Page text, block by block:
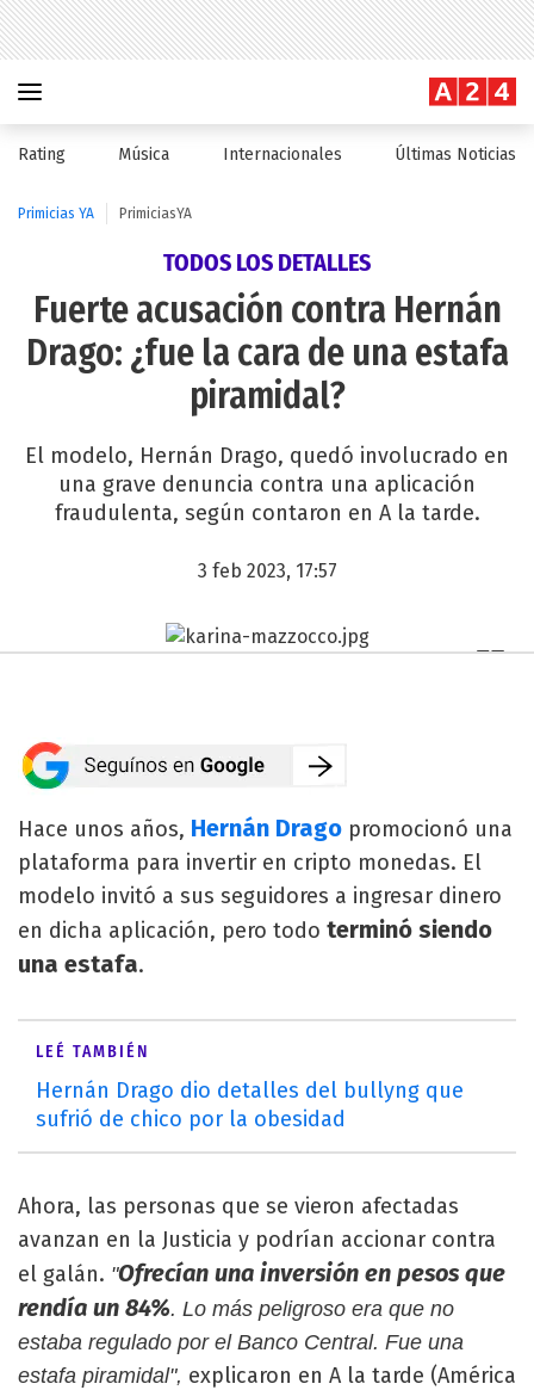
Rating Música Internacionales Últimas Noticias
Primicias YA PrimiciasYA
TODOS LOS DETALLES
Fuerte acusación contra Hernán
Drago: ¿fue la cara de una estafa
piramidal?
El modelo, Hernán Drago, quedó involucrado en
una grave denuncia contra una aplicación
fraudulenta, según contaron en A la tarde.
3 feb 2023, 17:57
Hace unos años, Hernán Drago promocionó una
plataforma para invertir en cripto monedas. El
modelo invitó a sus seguidores a ingresar dinero
en dicha aplicación, pero todo terminó siendo
una estafa.
LEÉ TAMBIÉN
Hernán Drago dio detalles del bullyng que
sufrió de chico por la obesidad
Ahora, las personas que se vieron afectadas
avanzan en la Justicia y podrían accionar contra
el galán. "Ofrecían una inversión en pesos que
rendía un 84%. Lo más peligroso era que no
estaba regulado por el Banco Central. Fue una
estafa piramidal", explicaron en A la tarde (América